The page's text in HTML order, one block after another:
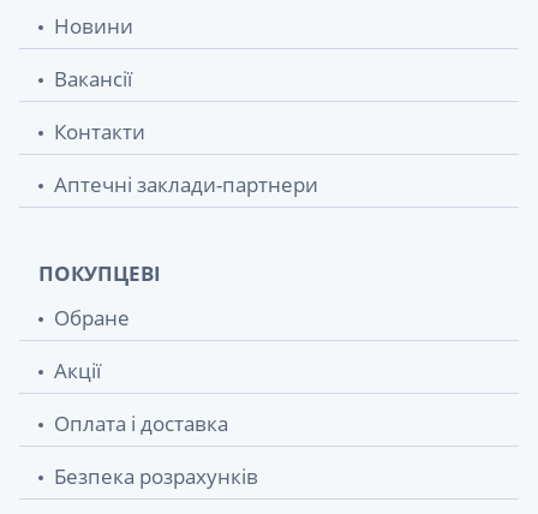
Новини
Вакансії
Контакти
Аптечні заклади-партнери
ПОКУПЦЕВІ
Обране
Акції
Оплата і доставка
Безпека розрахунків